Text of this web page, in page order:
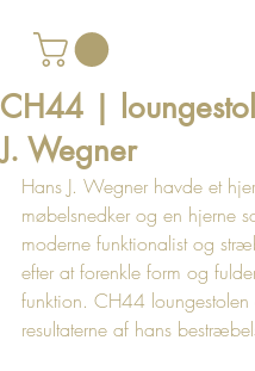
CH44 |
J. Wegner
Hans J. Wegner havde et
møbelsnedker og en hjerne
moderne funktionalist og
efter at forenkle form og
funktion. CH44 loungestolen
resultaterne af hans